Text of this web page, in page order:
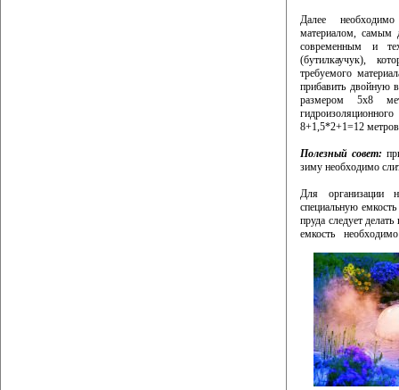
Далее необходимо
материалом, самым
современным и
(бутилкаучук),
требуемого
прибавить двойную
размером 5х8
8+1,5*2+1=12
Полезный совет:
зиму необходимо
Для организации
специальную
пруда следует
емкость